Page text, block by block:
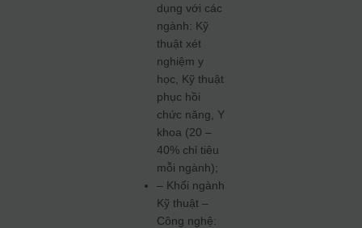
dụng với các
ngành: Kỹ
thuật xét
nghiệm y
học, Kỹ thuật
phục hồi
chức năng, Y
khoa (20 –
40% chỉ tiêu
mỗi ngành);
– Khối ngành
Kỹ thuật –
Công nghệ: